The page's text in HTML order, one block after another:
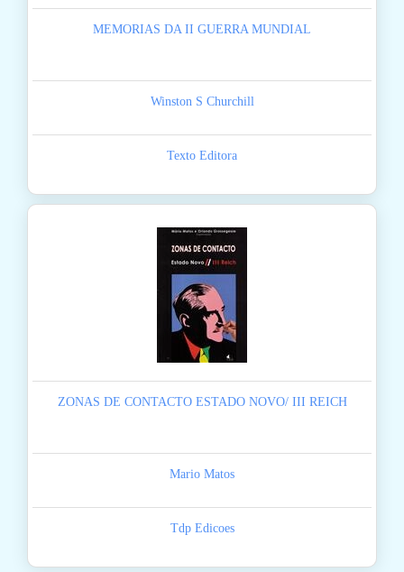
MEMORIAS DA II GUERRA MUNDIAL
Winston S Churchill
Texto Editora
ZONAS DE CONTACTO ESTADO NOVO/ III REICH
Mario Matos
Tdp Edicoes